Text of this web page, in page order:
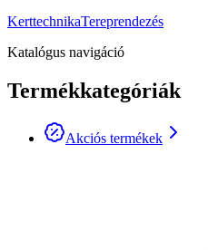
KerttechnikaTereprendezés
Katalógus navigáció
Termékkategóriák
Akciós termékek